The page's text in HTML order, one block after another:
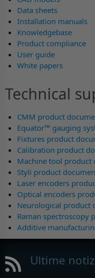
Data sheets
Installation manuals
Knowledgebase
Product compliance
User guide
White papers
Technical
CMM product
Equator™ gauging
Fixtures product
Calibration product
Machine tool product
Styli product
Laser encoders
Optical encoders
Neurological product
Raman spectroscopy
Additive
Ultime